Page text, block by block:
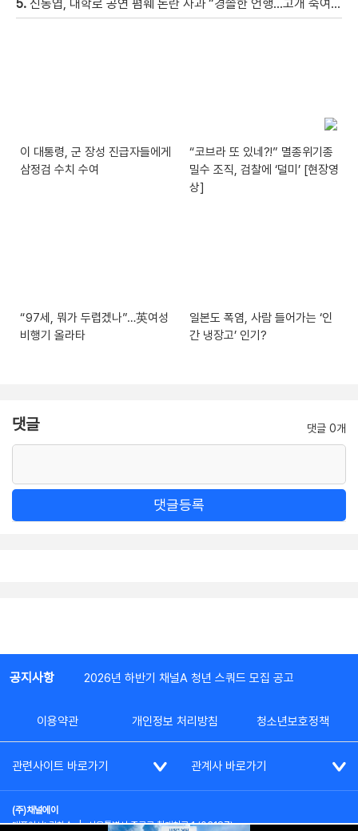
5. 신동엽, 대학로 공연 폄훼 논란 사과 “경솔한 언행…고개 숙여 사과”
이 대통령, 군 장성 진급자들에게
삼정검 수치 수여
“코브라 또 있네?!” 멸종위기종
밀수 조직, 검찰에 ‘덜미’ [현장영
상]
“97세, 뭐가 두렵겠나”…英여성
비행기 올라타
일본도 폭염, 사람 들어가는 ‘인
간 냉장고’ 인기?
댓글 댓글 0개
댓글등록
공지사항 2026년 하반기 채널A 청년 스쿼드 모집 공고
이용약관 개인정보 처리방침 청소년보호정책
관련사이트 바로가기 관계사 바로가기
(주)채널에이
대표이사: 김차수 | 서울특별시 종로구 청계천로 1 (03187)